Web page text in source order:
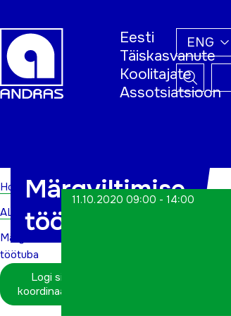
Eesti
Täiskasvanute
Koolitajate
Assotsiatsioon
ENG
Home
ALWs
Märgviltimise
töötuba
Logi sisse
koordinaatorina
Märgviltimise
töötuba
11.10.2020 09:00 - 14:00